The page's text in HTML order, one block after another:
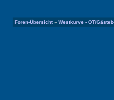
Foren-Übersicht» Westkurve - OT/